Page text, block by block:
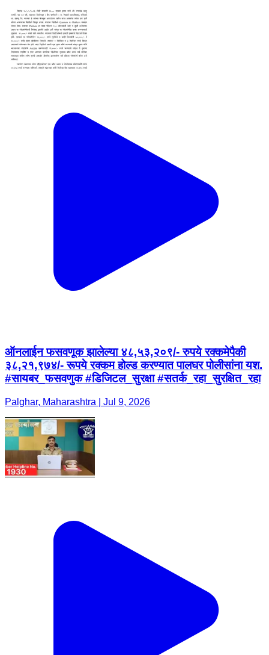
ऑनलाईन फसवणूक झालेल्या ४८,५३,२०९/- रुपये रक्कमेपैकी
३८,२१,९७४/- रूपये रक्कम होल्ड करण्यात पालघर पोलीसांना यश.
#सायबर_फसवणुक #डिजिटल_सुरक्षा #सतर्क_रहा_सुरक्षित_रहा
Palghar, Maharashtra | Jul 9, 2026